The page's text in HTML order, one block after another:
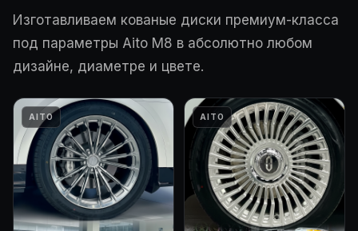
Изготавливаем кованые диски премиум-класса
под параметры Aito M8 в абсолютно любом
дизайне, диаметре и цвете.
AITO AITO